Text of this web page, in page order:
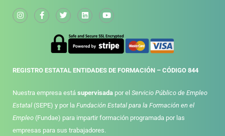
REGISTRO ESTATAL ENTIDADES DE FORMACIÓN – CÓDIGO 844
Nuestra empresa está supervisada por el Servicio Público de Empleo
Estatal (SEPE) y por la Fundación Estatal para la Formación en el
Empleo (Fundae) para impartir formación programada por las
empresas para sus trabajadores.